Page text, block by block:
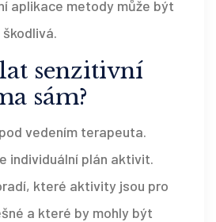
aplikace metody může být
senzitivní
sám?
vedením terapeuta.
individuální plán aktivit.
které aktivity jsou pro
a které by mohly být